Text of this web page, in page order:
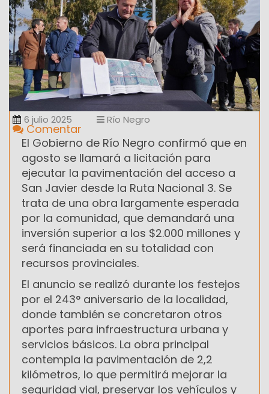
6 julio 2025 Río Negro
Comentar
El Gobierno de Río Negro confirmó que en
agosto se llamará a licitación para
ejecutar la pavimentación del acceso a
San Javier desde la Ruta Nacional 3. Se
trata de una obra largamente esperada
por la comunidad, que demandará una
inversión superior a los $2.000 millones y
será financiada en su totalidad con
recursos provinciales.
El anuncio se realizó durante los festejos
por el 243° aniversario de la localidad,
donde también se concretaron otros
aportes para infraestructura urbana y
servicios básicos. La obra principal
contempla la pavimentación de 2,2
kilómetros, lo que permitirá mejorar la
seguridad vial, preservar los vehículos y